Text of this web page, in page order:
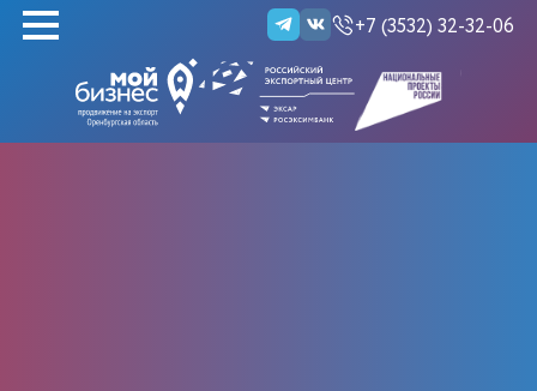
+7 (3532) 32-32-06